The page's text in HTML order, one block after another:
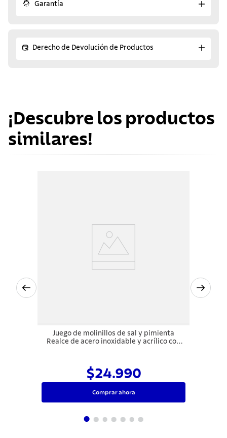
Garantía
Derecho de Devolución de Productos
¡Descubre los productos
similares!
Juego de molinillos de sal y pimienta
Realce de acero inoxidable y acrílico con
$24.990
Comprar ahora